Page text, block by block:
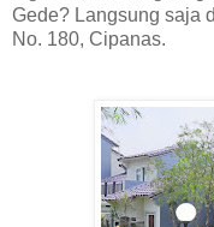
Gede? Langsung saja
No. 180, Cipanas.